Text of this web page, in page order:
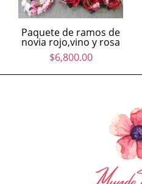
Paquete de ramos de
novia rojo,vino y rosa
$6,800.00